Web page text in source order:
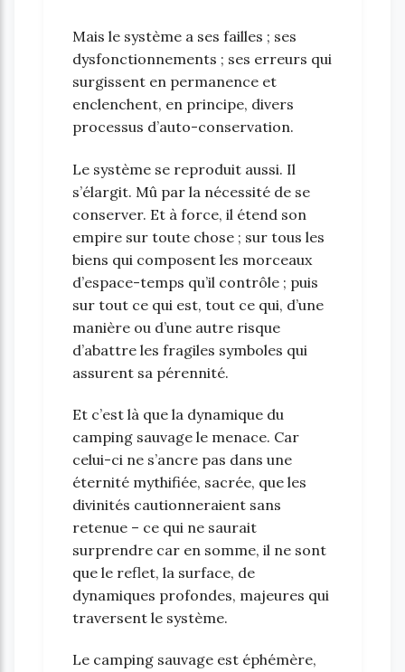
Mais le système a ses failles ; ses
dysfonctionnements ; ses erreurs qui
surgissent en permanence et
enclenchent, en principe, divers
processus d’auto-conservation.
Le système se reproduit aussi. Il
s’élargit. Mû par la nécessité de se
conserver. Et à force, il étend son
empire sur toute chose ; sur tous les
biens qui composent les morceaux
d’espace-temps qu’il contrôle ; puis
sur tout ce qui est, tout ce qui, d’une
manière ou d’une autre risque
d’abattre les fragiles symboles qui
assurent sa pérennité.
Et c’est là que la dynamique du
camping sauvage le menace. Car
celui-ci ne s’ancre pas dans une
éternité mythifiée, sacrée, que les
divinités cautionneraient sans
retenue – ce qui ne saurait
surprendre car en somme, il ne sont
que le reflet, la surface, de
dynamiques profondes, majeures qui
traversent le système.
Le camping sauvage est éphémère,